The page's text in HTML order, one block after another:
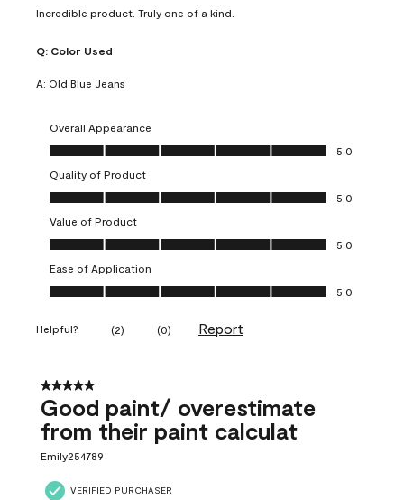
Incredible product. Truly one of a kind.
Q: Color Used
A: Old Blue Jeans
Overall Appearance
Overall Appearance, 5.0 out of 5
5.0
Quality of Product
Quality of Product, 5.0 out of 5
5.0
Value of Product
Value of Product, 5.0 out of 5
5.0
Ease of Application
Ease of Application, 5.0 out of 5
5.0
Helpful? (2) (0) Report
5 out of 5 stars.
Good paint/ overestimate
from their paint calculat
Emily254789
VERIFIED PURCHASER